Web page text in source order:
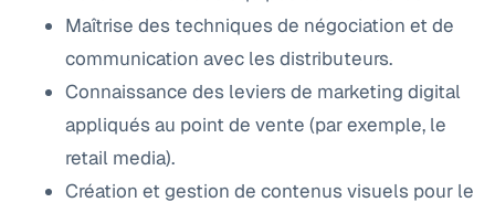
Maîtrise des techniques de négociation et de
communication avec les distributeurs.
Connaissance des leviers de marketing digital
appliqués au point de vente (par exemple, le
retail media).
Création et gestion de contenus visuels pour le